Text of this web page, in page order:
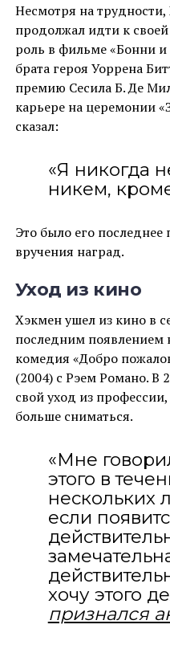
Несмотря на
продолжал идти к
роль в фильме «Бонни
брата героя Уоррена
премию Сесила Б. Де
карьере на церемонии
сказал:
«Я никогда
никем,
Это было его
вручения наград.
Уход из кино
Хэкмен ушел из кино в
последним появлением
комедия «Добро
(2004) с Рэем Романо. В
свой уход из
больше сниматься.
«Мне
этого в
нескольких
если
хочу этого
признался